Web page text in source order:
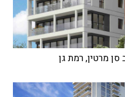
סן מרטין, רמת גן